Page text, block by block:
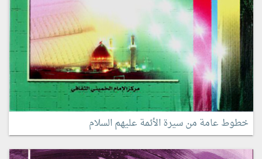
خطوط عامة من سيرة الأئمة عليهم السلام